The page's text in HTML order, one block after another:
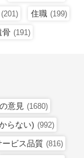
(201) 住職 (199)
骨 (191)
意見 (1680)
らない) (992)
ービス品質 (816)